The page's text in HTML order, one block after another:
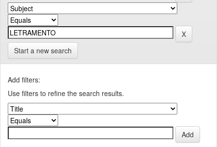
Start a new search
Add filters:
Use filters to refine the search results.